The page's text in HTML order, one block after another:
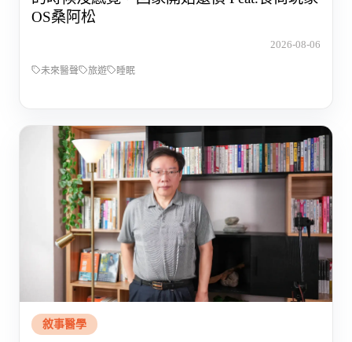
OS桑阿松
2026-08-06
未來醫聲 旅遊 睡眠
敘事醫學